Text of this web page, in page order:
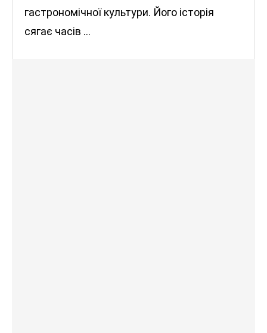
гастрономічної культури. Його історія
сягає часів …